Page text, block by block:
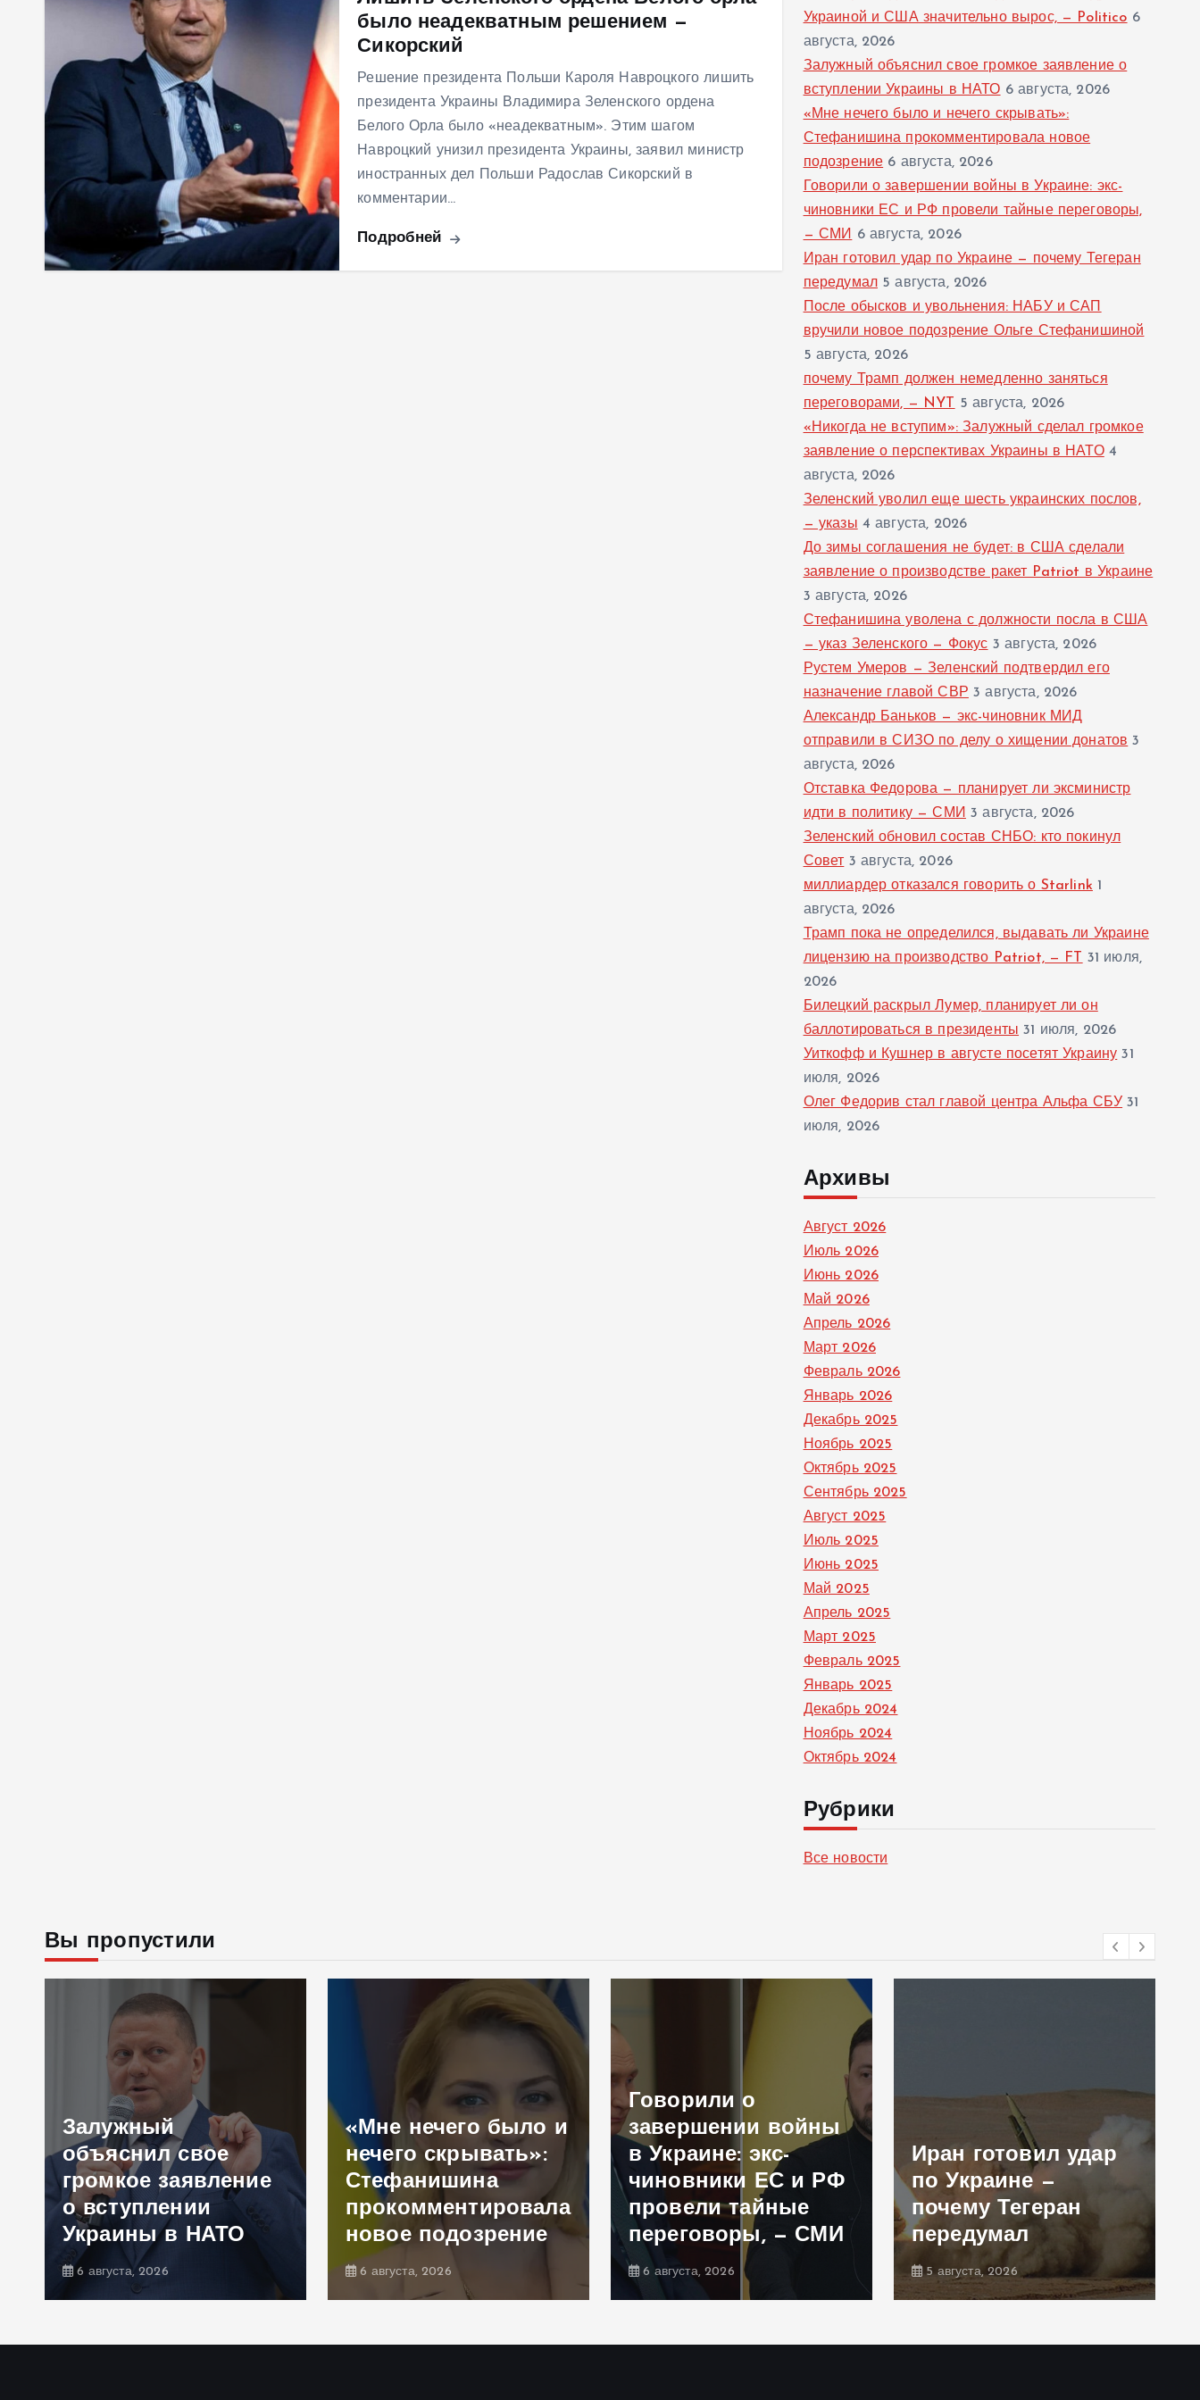
было неадекватным решением —
Сикорский
Решение президента Польши Кароля Навроцкого лишить
президента Украины Владимира Зеленского ордена
Белого Орла было «неадекватным». Этим шагом
Навроцкий унизил президента Украины, заявил министр
иностранных дел Польши Радослав Сикорский в
комментарии…
Подробней
Украиной и США значительно вырос, — Politico 6
августа, 2026
Залужный объяснил свое громкое заявление о
вступлении Украины в НАТО 6 августа, 2026
«Мне нечего было и нечего скрывать»:
Стефанишина прокомментировала новое
подозрение 6 августа, 2026
Говорили о завершении войны в Украине: экс-
чиновники ЕС и РФ провели тайные переговоры,
— СМИ 6 августа, 2026
Иран готовил удар по Украине — почему Тегеран
передумал 5 августа, 2026
После обысков и увольнения: НАБУ и САП
вручили новое подозрение Ольге Стефанишиной
5 августа, 2026
почему Трамп должен немедленно заняться
переговорами, — NYT
5 августа, 2026
«Никогда не вступим»: Залужный сделал громкое
заявление о перспективах Украины в НАТО 4
августа, 2026
Зеленский уволил еще шесть украинских послов,
— указы 4 августа, 2026
До зимы соглашения не будет: в США сделали
заявление о производстве ракет Patriot в Украине
3 августа, 2026
Стефанишина уволена с должности посла в США
— указ Зеленского — Фокус 3 августа, 2026
Рустем Умеров — Зеленский подтвердил его
назначение главой СВР 3 августа, 2026
Александр Баньков — экс-чиновник МИД
отправили в СИЗО по делу о хищении донатов 3
августа, 2026
Отставка Федорова — планирует ли эксминистр
идти в политику — СМИ 3 августа, 2026
Зеленский обновил состав СНБО: кто покинул
Совет 3 августа, 2026
миллиардер отказался говорить о Starlink 1
августа, 2026
Трамп пока не определился, выдавать ли Украине
лицензию на производство Patriot, — FT
31 июля,
2026
Билецкий раскрыл Лумер, планирует ли он
баллотироваться в президенты 31 июля, 2026
Уиткофф и Кушнер в августе посетят Украину 31
июля, 2026
Олег Федорив стал главой центра Альфа СБУ 31
июля, 2026
Архивы
Август 2026
Июль 2026
Июнь 2026
Май 2026
Апрель 2026
Март 2026
Февраль 2026
Январь 2026
Декабрь 2025
Ноябрь 2025
Октябрь 2025
Сентябрь 2025
Август 2025
Июль 2025
Июнь 2025
Май 2025
Апрель 2025
Март 2025
Февраль 2025
Январь 2025
Декабрь 2024
Ноябрь 2024
Октябрь 2024
Рубрики
Все новости
Вы пропустили
Залужный
объяснил свое
громкое заявление
о вступлении
Украины в НАТО
6 августа, 2026
«Мне нечего было и
нечего скрывать»:
Стефанишина
прокомментировала
новое подозрение
6 августа, 2026
Говорили о
завершении войны
в Украине: экс-
чиновники ЕС и РФ
провели тайные
переговоры, — СМИ
6 августа, 2026
Иран готовил удар
по Украине —
почему Тегеран
передумал
5 августа, 2026